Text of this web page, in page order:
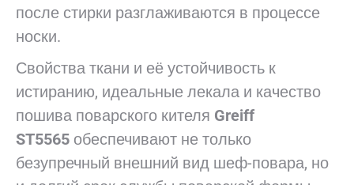
после стирки разглаживаются в процессе
носки.
Свойства ткани и её устойчивость к
истиранию, идеальные лекала и качество
пошива поварского кителя Greiff
ST5565 обеспечивают не только
безупречный внешний вид шеф-повара, но